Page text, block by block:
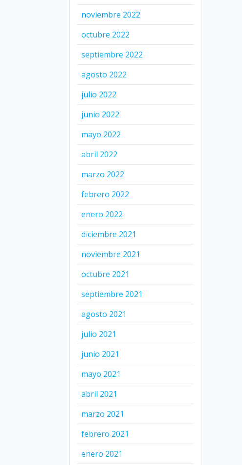
noviembre 2022
octubre 2022
septiembre 2022
agosto 2022
julio 2022
junio 2022
mayo 2022
abril 2022
marzo 2022
febrero 2022
enero 2022
diciembre 2021
noviembre 2021
octubre 2021
septiembre 2021
agosto 2021
julio 2021
junio 2021
mayo 2021
abril 2021
marzo 2021
febrero 2021
enero 2021